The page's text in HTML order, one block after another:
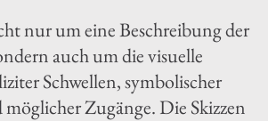
nur um eine Beschreibung der
auch um die visuelle
Schwellen, symbolischer
Zugänge. Die Skizzen